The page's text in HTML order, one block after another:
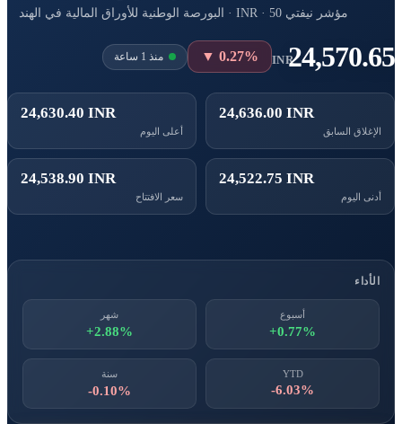
مؤشر نيفتي 50 · INR · البورصة الوطنية للأوراق المالية في الهند
24,570.65
INR
▼ 0.27% منذ 1 ساعة
24,636.00 INR
الإغلاق السابق
24,630.40 INR
أعلى اليوم
24,522.75 INR
أدنى اليوم
24,538.90 INR
سعر الافتتاح
الأداء
أسبوع
+0.77%
شهر
+2.88%
YTD
-6.03%
سنة
-0.10%